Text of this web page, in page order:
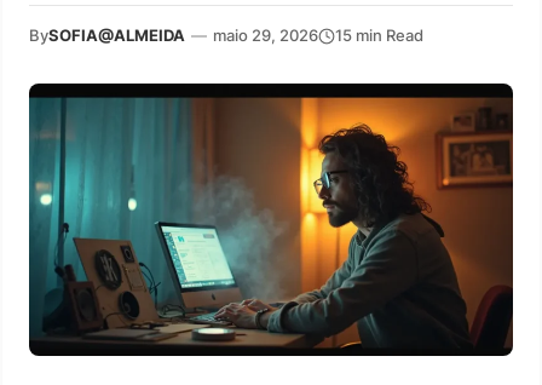
BySOFIA@ALMEIDA — maio 29, 2026 15 min Read